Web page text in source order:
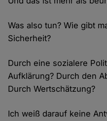
Was also tun? Wie gibt
Sicherheit?
Durch eine sozialere
Aufklärung? Durch den
Durch Wertschätzung?
Ich weiß darauf keine